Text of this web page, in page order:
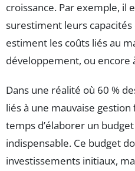
croissance. Par exemple, il
surestiment leurs
estiment les coûts liés au
développement, ou encore
Dans une réalité où 60 %
liés à une mauvaise
temps d’élaborer un
indispensable. Ce budget
investissements initiaux,